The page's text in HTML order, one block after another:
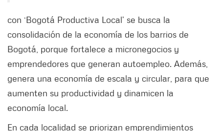
con ‘Bogotá Productiva Local’ se busca la
consolidación de la economía de los barrios de
Bogotá, porque fortalece a micronegocios y
emprendedores que generan autoempleo. Además,
genera una economía de escala y circular, para que
aumenten su productividad y dinamicen la
economía local.
En cada localidad se priorizan emprendimientos